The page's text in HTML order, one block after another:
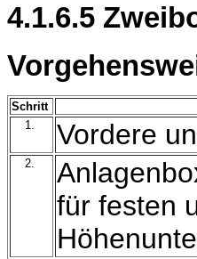
4.1.6.5
Schritt
1.
Vordere
2.
für festen